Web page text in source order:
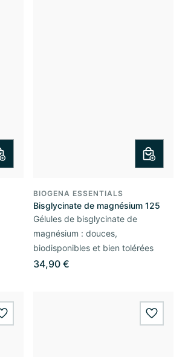
BIOGENA ESSENTIALS
Bisglycinate de magnésium 125
Gélules de bisglycinate de
magnésium : douces,
biodisponibles et bien tolérées
34,90 €
wishlist.add